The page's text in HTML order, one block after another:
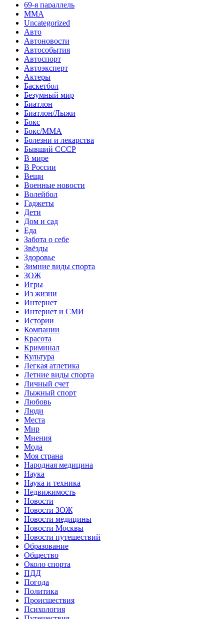
69-я параллель
MMA
Uncategorized
Авто
Автоновости
Автособытия
Автоспорт
Автоэксперт
Актеры
Баскетбол
Безумный мир
Биатлон
Биатлон/Лыжи
Бокс
Бокс/MMA
Болезни и лекарства
Бывший СССР
В мире
В России
Вещи
Военные новости
Волейбол
Гаджеты
Дети
Дом и сад
Еда
Забота о себе
Звёзды
Здоровье
Зимние виды спорта
ЗОЖ
Игры
Из жизни
Интернет
Интернет и СМИ
Истории
Компании
Красота
Криминал
Культура
Легкая атлетика
Летние виды спорта
Личный счет
Лыжный спорт
Любовь
Люди
Места
Мир
Мнения
Мода
Моя страна
Народная медицина
Наука
Наука и техника
Недвижимость
Новости
Новости ЗОЖ
Новости медицины
Новости Москвы
Новости путешествий
Образование
Общество
Около спорта
ПДД
Погода
Политика
Происшествия
Психология